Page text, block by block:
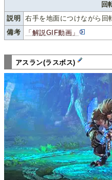
回
説明
右手を地面につけながら回
備考
「解説GIF動画」
アスラン(ラスボス)